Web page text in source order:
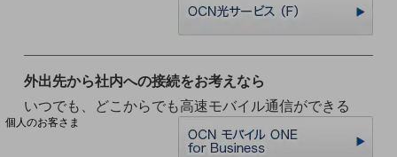
料金分析(ご利用料金管理サービス)
Web明細(My docomo)
個人のお客さま
外出先から社内への接続をお考えなら
いつでも、どこからでも高速モバイル通信ができる